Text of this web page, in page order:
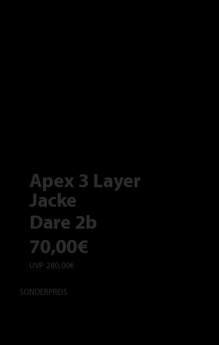
Apex 3 Layer
Jacke
Dare 2b
70,00€
UVP 280,00€
SONDERPREIS